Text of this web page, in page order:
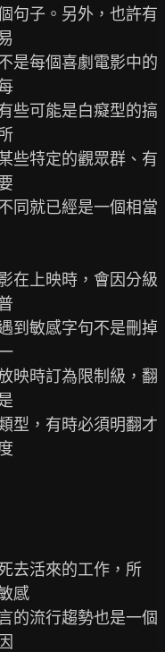
句子。另外，也許有
是每個喜劇電影中的
些可能是白癡型的搞
些特定的觀眾群、有
同就已經是一個相當
在上映時，會因分級
到敏感字句不是刪掉
映時訂為限制級，翻
型，有時必須明翻才
去活來的工作，所
感
的流行趨勢也是一個